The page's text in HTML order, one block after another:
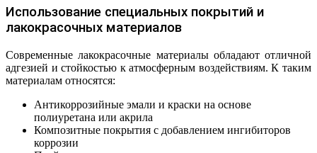
Использование специальных покрытий и
лакокрасочных материалов
Современные лакокрасочные материалы обладают отличной
адгезией и стойкостью к атмосферным воздействиям. К таким
материалам относятся:
Антикоррозийные эмали и краски на основе
полиуретана или акрила
Композитные покрытия с добавлением ингибиторов
коррозии